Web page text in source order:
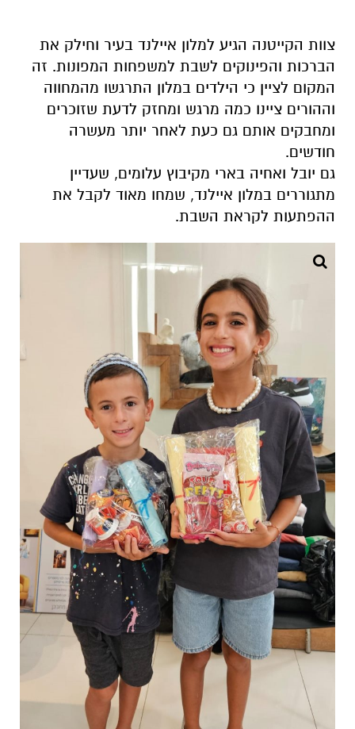
צוות הקייטנה הגיע למלון איילנד בעיר וחילק את
הברכות והפינוקים לשבת למשפחות המפונות. זה
המקום לציין כי הילדים במלון התרגשו מהמחווה
וההורים ציינו כמה מרגש ומחזק לדעת שזוכרים
ומחבקים אותם גם כעת לאחר יותר מעשרה
חודשים.
גם יובל ואחיה בארי מקיבוץ עלומים, שעדיין
מתגוררים במלון איילנד, שמחו מאוד לקבל את
ההפתעות לקראת השבת.